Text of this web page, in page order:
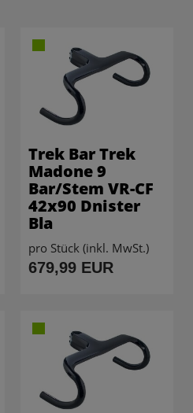
Trek Bar Trek
Madone 9
Bar/Stem VR-CF
42x90 Dnister
Bla
pro Stück (inkl. MwSt.)
679,99 EUR